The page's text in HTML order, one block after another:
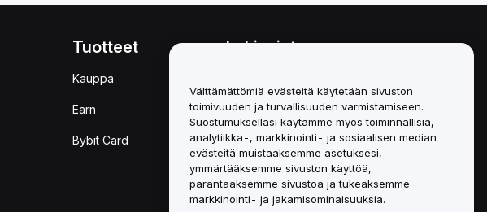
Tuotteet
Kauppa
Earn
Bybit Card
Lakiasiat
Yhteenveto säilytys- ja
hallinnointikäytännöstä
ESG-tiedot
Crypto-Asset White Papers
Välttämättömiä evästeitä käytetään sivuston
toimivuuden ja turvallisuuden varmistamiseen.
Suostumuksellasi käytämme myös toiminnallisia,
analytiikka-, markkinointi- ja sosiaalisen median
evästeitä muistaaksemme asetuksesi,
ymmärtääksemme sivuston käyttöä,
parantaaksemme sivustoa ja tukeaksemme
markkinointi- ja jakamisominaisuuksia.